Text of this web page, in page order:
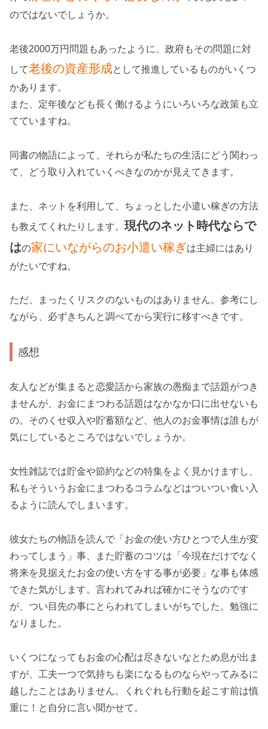
のではないでしょうか。
老後2000万円問題もあったように、政府もその問題に対
して老後の資産形成として推進しているものがいくつ
かあります。
また、定年後なども長く働けるようにいろいろな政策も立
てていますね。
同書の物語によって、それらが私たちの生活にどう関わっ
て、どう取り入れていくべきなのかが見えてきます。
また、ネットを利用して、ちょっとした小遣い稼ぎの方法
も教えてくれたりします。 現代のネット時代ならで
はの家にいながらのお小遣い稼ぎは主婦にはあり
がたいですね。
ただ、まったくリスクのないものはありません。参考にし
ながら、必ずきちんと調べてから実行に移すべきです。
感想
友人などが集まると恋愛話から家族の愚痴まで話題がつき
ませんが、お金にまつわる話題はなかなか口に出せないも
の。そのくせ収入や貯蓄額など、他人のお金事情は誰もが
気にしているところではないでしょうか。
女性雑誌では貯金や節約などの特集をよく見かけますし、
私もそういうお金にまつわるコラムなどはついつい食い入
るように読んでしまいます。
彼女たちの物語を読んで「お金の使い方ひとつで人生が変
わってしまう」事、また貯蓄のコツは「今現在だけでなく
将来を見据えたお金の使い方をする事が必要」な事も体感
できた気がします。言われてみれば確かにそうなのです
が、つい目先の事にとらわれてしまいがちでした。勉強に
なりました。
いくつになってもお金の心配は尽きないなとため息が出ま
すが、工夫一つで気持ちも楽になるものならやってみるに
越したことはありません。くれぐれも行動を起こす前は慎
重に！と自分に言い聞かせて。